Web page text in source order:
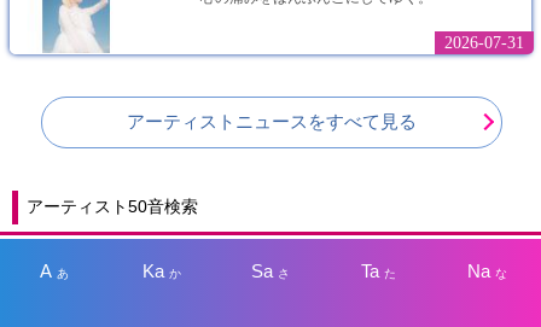
2026-07-31
アーティストニュースをすべて見る
アーティスト50音検索
A あ Kaか Sa さ Taた Na な